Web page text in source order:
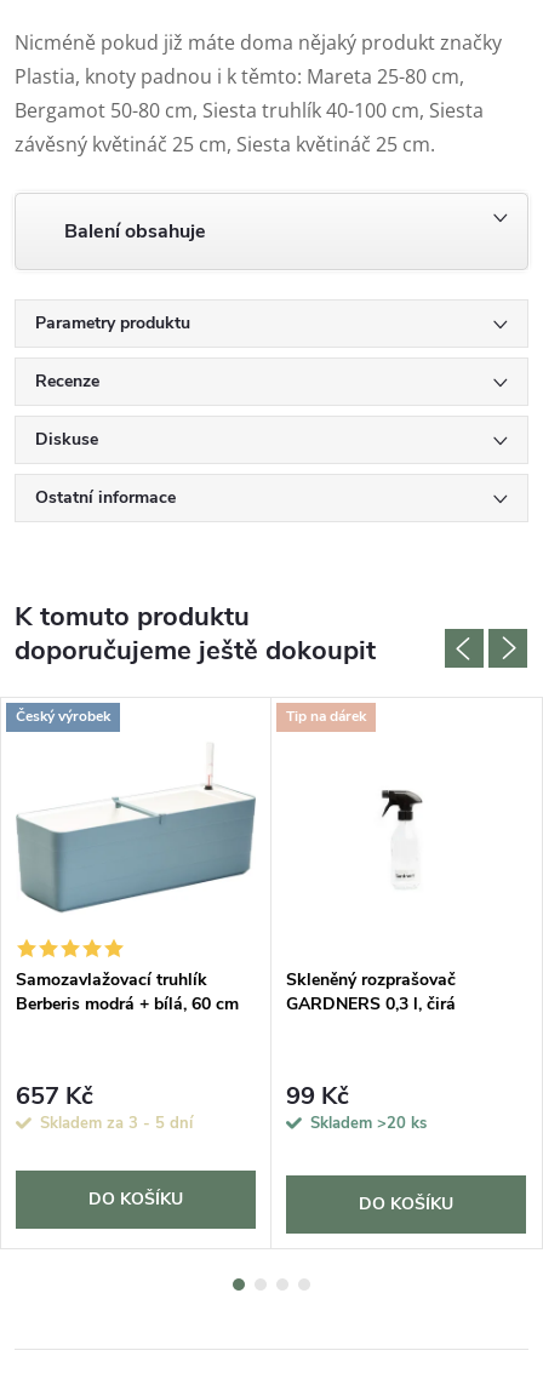
Nicméně pokud již máte doma nějaký produkt značky
Plastia, knoty padnou i k těmto: Mareta 25-80 cm,
Bergamot 50-80 cm, Siesta truhlík 40-100 cm, Siesta
závěsný květináč 25 cm, Siesta květináč 25 cm.
Balení obsahuje
Parametry produktu
Recenze
Diskuse
Ostatní informace
K tomuto produktu
doporučujeme ještě dokoupit
Český výrobek
Samozavlažovací truhlík
Berberis modrá + bílá, 60 cm
657 Kč
Skladem za 3 - 5 dní
DO KOŠÍKU
Tip na dárek
Skleněný rozprašovač
GARDNERS 0,3 l, čirá
99 Kč
Skladem >20 ks
DO KOŠÍKU